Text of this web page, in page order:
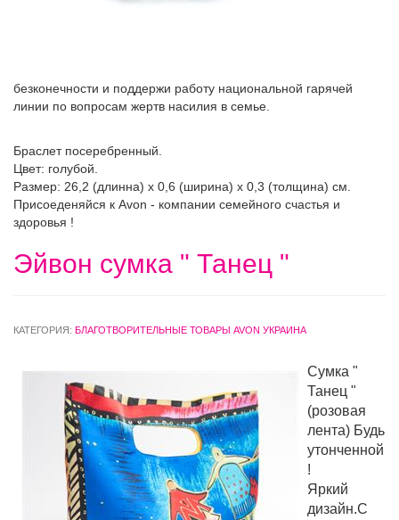
безконечности и поддержи работу национальной гарячей
линии по вопросам жертв насилия в семье.
Браслет посеребренный.
Цвет: голубой.
Размер: 26,2 (длинна) х 0,6 (ширина) х 0,3 (толщина) см.
Присоеденяйся к Avon - компании семейного счастья и
здоровья !
Эйвон сумка " Танец "
КАТЕГОРИЯ: БЛАГОТВОРИТЕЛЬНЫЕ ТОВАРЫ AVON УКРАИНА
Сумка "
Танец "
(розовая
лента) Будь
утонченной
!
Яркий
дизайн.С